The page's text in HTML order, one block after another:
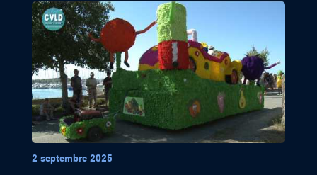
2 septembre 2025